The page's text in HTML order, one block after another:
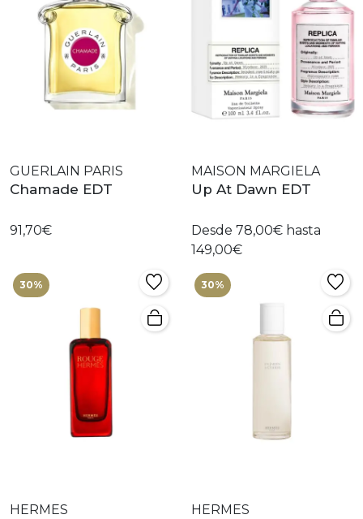
GUERLAIN PARIS
Chamade EDT
91,70€
MAISON MARGIELA
Up At Dawn EDT
Desde 78,00€ hasta
149,00€
30%
HERMES
30%
HERMES